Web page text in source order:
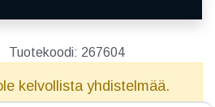
Tuotekoodi: 267604
kelvollista yhdistelmää.